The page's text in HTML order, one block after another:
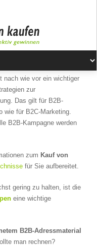
nach wie vor ein wichtiger
zur
Das gilt für B2B-
wie für B2C-Marketing.
B2B-Kampagne werden
zum Kauf von
für Sie aufbereitet.
gering zu halten, ist die
eine wichtige
B2B-Adressmaterial
man rechnen?